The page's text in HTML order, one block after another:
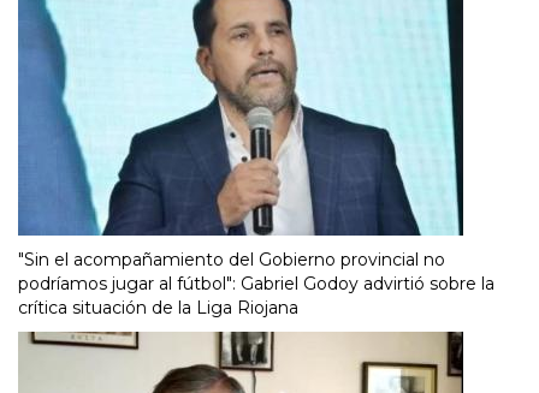
"Sin el acompañamiento del Gobierno provincial no
podríamos jugar al fútbol": Gabriel Godoy advirtió sobre la
crítica situación de la Liga Riojana